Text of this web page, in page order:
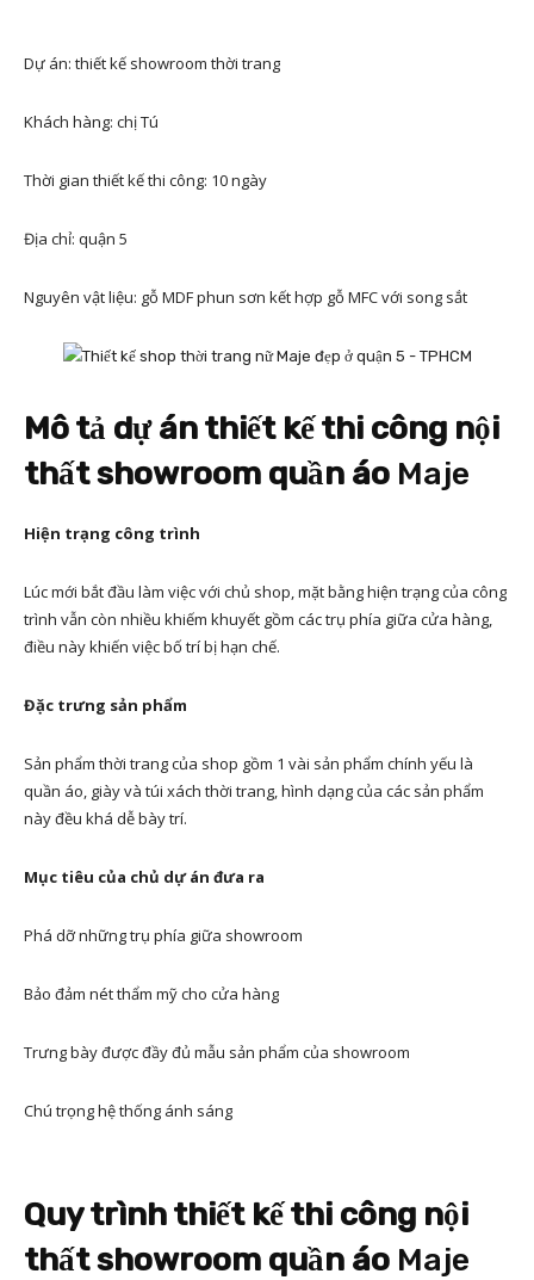
Dự án: thiết kế showroom thời trang
Khách hàng: chị Tú
Thời gian thiết kế thi công: 10 ngày
Địa chỉ: quận 5
Nguyên vật liệu: gỗ MDF phun sơn kết hợp gỗ MFC với song sắt
Mô tả dự án thiết kế thi công nội
thất showroom quần áo Maje
Hiện trạng công trình
Lúc mới bắt đầu làm việc với chủ shop, mặt bằng hiện trạng của công
trình vẫn còn nhiều khiếm khuyết gồm các trụ phía giữa cửa hàng,
điều này khiến việc bố trí bị hạn chế.
Đặc trưng sản phẩm
Sản phẩm thời trang của shop gồm 1 vài sản phẩm chính yếu là
quần áo, giày và túi xách thời trang, hình dạng của các sản phẩm
này đều khá dễ bày trí.
Mục tiêu của chủ dự án đưa ra
Phá dỡ những trụ phía giữa showroom
Bảo đảm nét thẩm mỹ cho cửa hàng
Trưng bày được đầy đủ mẫu sản phẩm của showroom
Chú trọng hệ thống ánh sáng
Quy trình thiết kế thi công nội
thất showroom quần áo Maje